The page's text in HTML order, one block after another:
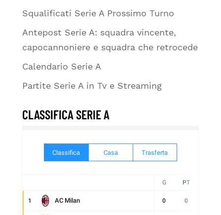
Squalificati Serie A Prossimo Turno
Antepost Serie A: squadra vincente,
capocannoniere e squadra che retrocede
Calendario Serie A
Partite Serie A in Tv e Streaming
CLASSIFICA SERIE A
Classifica Casa Trasferta
G PT
1 AC Milan 0 0